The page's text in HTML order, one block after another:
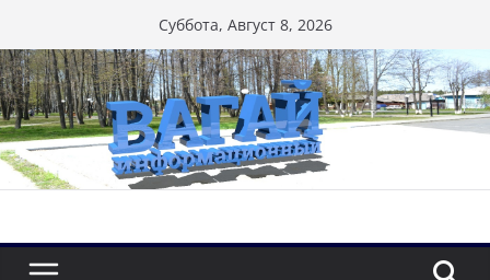
к
содержимому
Суббота, Август 8, 2026